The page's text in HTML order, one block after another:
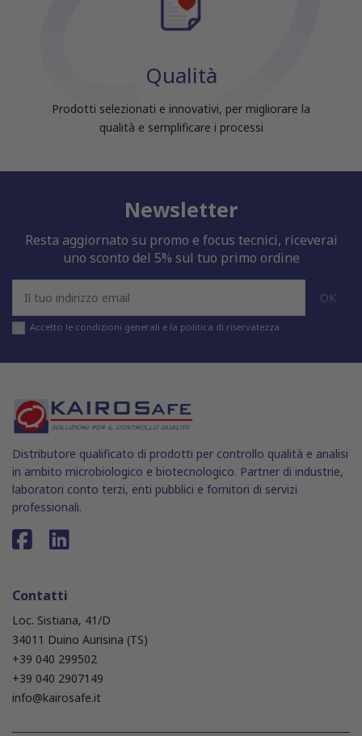
Qualità
Prodotti selezionati e innovativi, per migliorare la
qualità e semplificare i processi
Newsletter
Resta aggiornato su promo e focus tecnici, riceverai
uno sconto del 5% sul tuo primo ordine
Accetto le condizioni generali e la politica di riservatezza
Distributore qualificato di prodotti per controllo qualità e analisi
in ambito microbiologico e biotecnologico. Partner di industrie,
laboratori conto terzi, enti pubblici e fornitori di servizi
professionali.
Contatti
Loc. Sistiana, 41/D
34011 Duino Aurisina (TS)
+39 040 299502
+39 040 2907149
info@kairosafe.it